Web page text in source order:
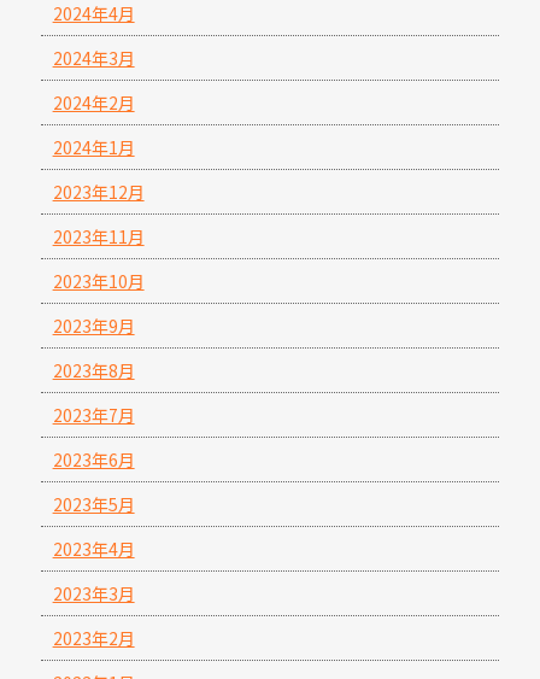
2024年4月
2024年3月
2024年2月
2024年1月
2023年12月
2023年11月
2023年10月
2023年9月
2023年8月
2023年7月
2023年6月
2023年5月
2023年4月
2023年3月
2023年2月